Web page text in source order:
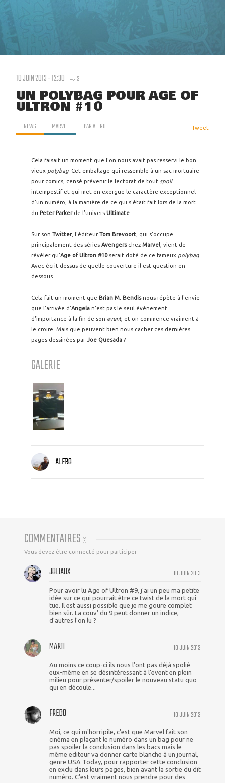
10 JUIN 2013 - 12:30 3
UN POLYBAG POUR AGE OF
ULTRON #10
NEWS MARVEL PARALFRO Tweet
Cela faisait un moment que l'on nous avait pas resservi le bon
vieux polybag. Cet emballage qui ressemble à un sac mortuaire
pour comics, censé prévenir le lectorat de tout spoil
intempestif et qui met en exergue le caractère exceptionnel
d'un numéro, à la manière de ce qui s'était fait lors de la mort
du Peter Parkerde l'univers Ultimate
Sur son Twitter, l'éditeurTom Brevoort , qui s'occupe
principalement des séries Avengerschez Marvel , vient de
révéler qu'Age of Ultron #10serait doté de ce fameux polybag.
Avec écrit dessus de quelle couverture il est question en
dessous.
Cela fait un moment que Brian M. Bendisnous répète à l'envie
que l'arrivée d'Angela n'est pas le seul événement
d'importance à la fin de son event, et on commence vraiment à
le croire. Mais que peuvent bien nous cacher ces dernières
pages dessinées parJoe Quesada ?
GALERIE
ALFRO
COMMENTAIRES (3)
Vous devez être connecté pour participer
10 JUIN 2013
JOLIAUX
Pour avoir lu Age of Ultron #9, j'ai un peu ma petite
idée sur ce qui pourrait être ce twist de la mort qui
tue. Il est aussi possible que je me goure complet
bien sûr. La couv' du 9 peut donner un indice,
d'autres l'on lu ?
10 JUIN 2013
MARTI
Au moins ce coup-ci ils nous l'ont pas déjà spolié
eux-même en se désintéressant à l'event en plein
milieu pour présenter/spoiler le nouveau statu quo
qui en découle...
10 JUIN 2013
FREDO
Moi, ce qui m'horripile, c'est que Marvel fait son
cinéma en plaçant le numéro dans un bag pour ne
pas spoiler la conclusion dans les bacs mais le
même editeur va donner carte blanche à un journal,
genre USA Today, pour rapporter cette conclusion
en exclu dans leurs pages, bien avant la sortie du dit
numéro. C'est vraiment nous prendre pour des